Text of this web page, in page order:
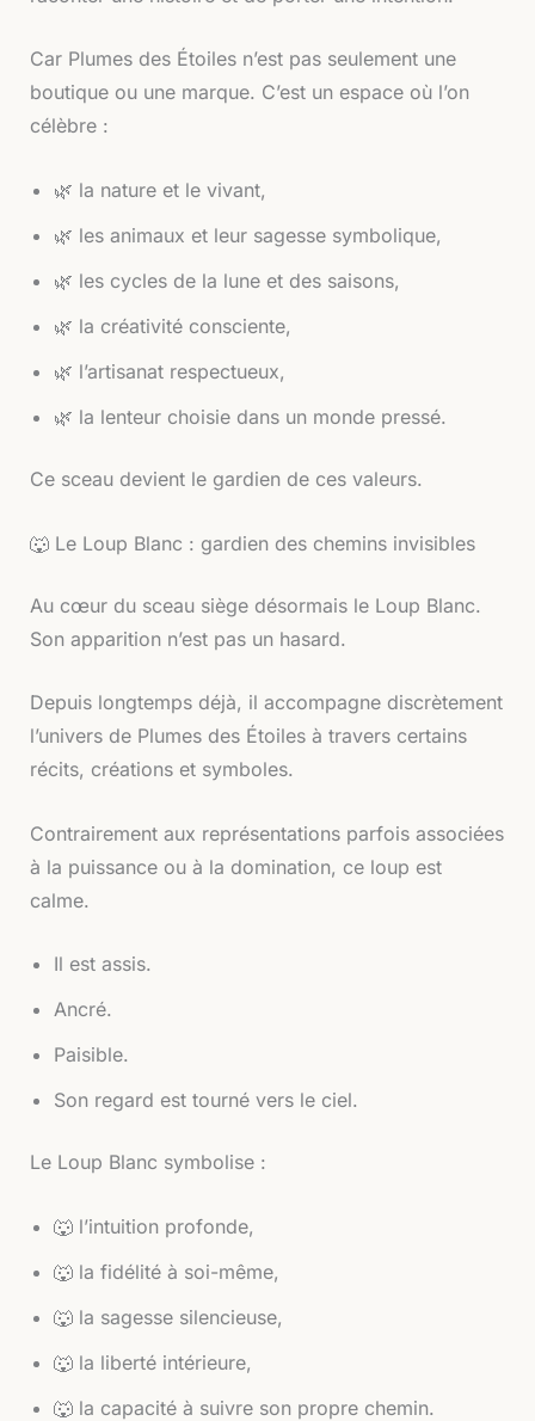
Car Plumes des Étoiles n’est pas seulement une
boutique ou une marque. C’est un espace où l’on
célèbre :
🌿 la nature et le vivant,
🌿 les animaux et leur sagesse symbolique,
🌿 les cycles de la lune et des saisons,
🌿 la créativité consciente,
🌿 l’artisanat respectueux,
🌿 la lenteur choisie dans un monde pressé.
Ce sceau devient le gardien de ces valeurs.
🐺 Le Loup Blanc : gardien des chemins invisibles
Au cœur du sceau siège désormais le Loup Blanc.
Son apparition n’est pas un hasard.
Depuis longtemps déjà, il accompagne discrètement
l’univers de Plumes des Étoiles à travers certains
récits, créations et symboles.
Contrairement aux représentations parfois associées
à la puissance ou à la domination, ce loup est
calme.
Il est assis.
Ancré.
Paisible.
Son regard est tourné vers le ciel.
Le Loup Blanc symbolise :
🐺 l’intuition profonde,
🐺 la fidélité à soi-même,
🐺 la sagesse silencieuse,
🐺 la liberté intérieure,
🐺 la capacité à suivre son propre chemin.